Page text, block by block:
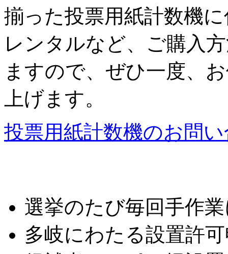
揃った投票用紙計数機
レンタルなど、ご購入
ますので、ぜひ一度、
上げます。
投票用紙計数機のお問
選挙のたび毎回手作
多岐にわたる設置許